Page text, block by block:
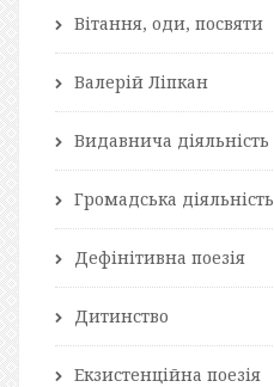
Вітання, оди, посвяти
Валерій Ліпкан
Видавнича діяльність
Громадська діяльність
Дефінітивна поезія
Дитинство
Екзистенційна поезія